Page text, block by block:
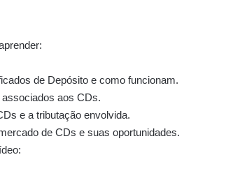
de Depósito e como funcionam.
aos CDs.
e a tributação envolvida.
de CDs e suas oportunidades.